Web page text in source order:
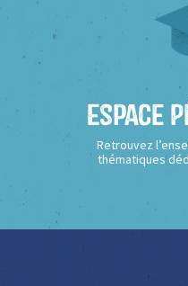
Espace
Retrouvez
thématiques